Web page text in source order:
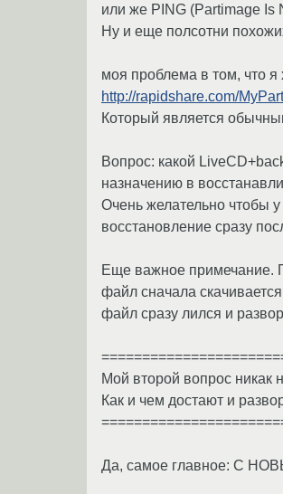
или же PING (Partimage
Ну и еще полсотни
моя проблема в том, что
http://rapidshare.com/
Который является
Вопрос: какой
назначению в
Очень желательно чтобы
восстановление сразу
Еще важное примечание.
файл сначала
файл сразу лился и
Мой второй вопрос никак
Как и чем достают и
Да, самое главное: С